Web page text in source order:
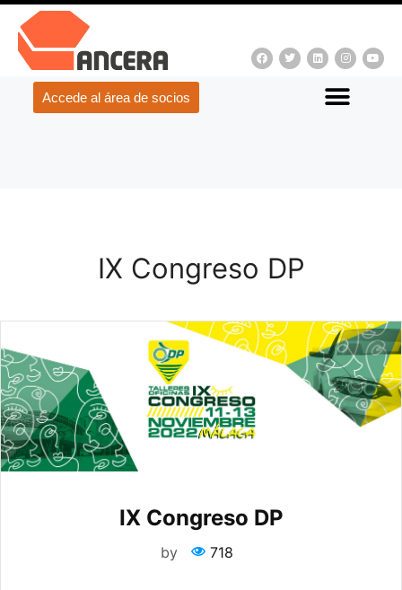
Accede al área de socios
IX Congreso DP
IX Congreso DP
by 718